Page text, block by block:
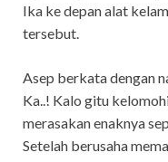
Ika ke depan alat
tersebut.
Asep berkata dengan
Ka..! Kalo gitu
merasakan enaknya
Setelah berusaha